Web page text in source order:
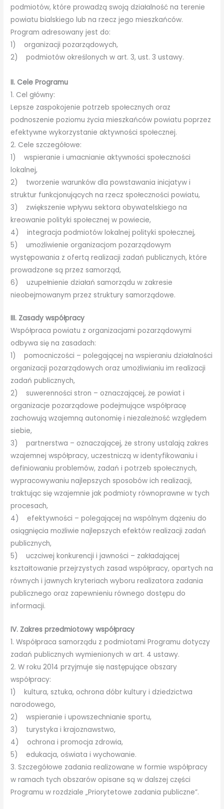
podmiotów, które prowadzą swoją działalność na terenie
powiatu bialskiego lub na rzecz jego mieszkańców.
Program adresowany jest do:
1) organizacji pozarządowych,
2) podmiotów określonych w art. 3, ust. 3 ustawy.
II. Cele Programu
1. Cel główny:
Lepsze zaspokojenie potrzeb społecznych oraz
podnoszenie poziomu życia mieszkańców powiatu poprzez
efektywne wykorzystanie aktywności społecznej.
2. Cele szczegółowe:
1) wspieranie i umacnianie aktywności społeczności
lokalnej,
2) tworzenie warunków dla powstawania inicjatyw i
struktur funkcjonujących na rzecz społeczności powiatu,
3) zwiększenie wpływu sektora obywatelskiego na
kreowanie polityki społecznej w powiecie,
4) integracja podmiotów lokalnej polityki społecznej,
5) umożliwienie organizacjom pozarządowym
występowania z ofertą realizacji zadań publicznych, które
prowadzone są przez samorząd,
6) uzupełnienie działań samorządu w zakresie
nieobejmowanym przez struktury samorządowe.
III. Zasady współpracy
Współpraca powiatu z organizacjami pozarządowymi
odbywa się na zasadach:
1) pomocniczości – polegającej na wspieraniu działalności
organizacji pozarządowych oraz umożliwianiu im realizacji
zadań publicznych,
2) suwerenności stron – oznaczającej, że powiat i
organizacje pozarządowe podejmujące współpracę
zachowują wzajemną autonomię i niezależność względem
siebie,
3) partnerstwa – oznaczającej, że strony ustalają zakres
wzajemnej współpracy, uczestniczą w identyfikowaniu i
definiowaniu problemów, zadań i potrzeb społecznych,
wypracowywaniu najlepszych sposobów ich realizacji,
traktując się wzajemnie jak podmioty równoprawne w tych
procesach,
4) efektywności – polegającej na wspólnym dążeniu do
osiągnięcia możliwie najlepszych efektów realizacji zadań
publicznych,
5) uczciwej konkurencji i jawności – zakładającej
kształtowanie przejrzystych zasad współpracy, opartych na
równych i jawnych kryteriach wyboru realizatora zadania
publicznego oraz zapewnieniu równego dostępu do
informacji.
IV. Zakres przedmiotowy współpracy
1. Współpraca samorządu z podmiotami Programu dotyczy
zadań publicznych wymienionych w art. 4 ustawy.
2. W roku 2014 przyjmuje się następujące obszary
współpracy:
1) kultura, sztuka, ochrona dóbr kultury i dziedzictwa
narodowego,
2) wspieranie i upowszechnianie sportu,
3) turystyka i krajoznawstwo,
4) ochrona i promocja zdrowia,
5) edukacja, oświata i wychowanie.
3. Szczegółowe zadania realizowane w formie współpracy
w ramach tych obszarów opisane są w dalszej części
Programu w rozdziale „Priorytetowe zadania publiczne”.